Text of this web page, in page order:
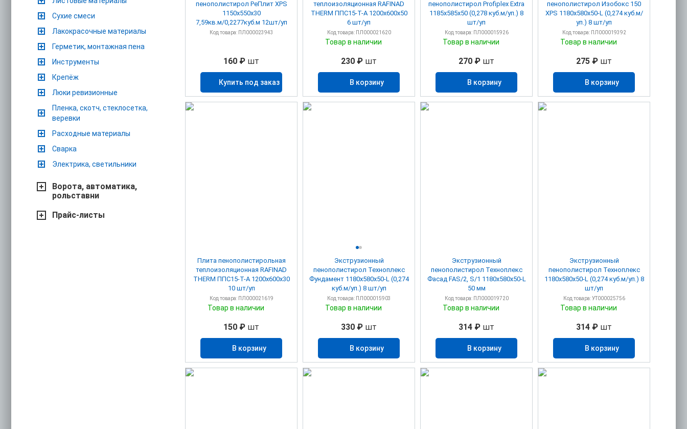
Сухие смеси
Лакокрасочные материалы
Герметик, монтажная пена
Инструменты
Крепёж
Люки ревизионные
Пленка, скотч, стеклосетка,
веревки
Расходные материалы
Сварка
Электрика, светильники
Ворота, автоматика,
рольставни
Прайс-листы
пенополистирол РеПлит XPS
1150х550х30
7,59кв.м/0,2277куб.м 12шт/уп
Код товара: ПЛ000023943
160 ₽ шт
Купить под заказ
теплоизоляционная RAFINAD
THERM ППС15-Т-А 1200х600х50
6 шт/уп
Код товара: ПЛ000021620
Товар в наличии
230 ₽ шт
В корзину
пенополистирол Profiplex Extra
1185х585х50 (0,278 куб.м/уп.) 8
шт/уп
Код товара: ПЛ000015926
Товар в наличии
270 ₽ шт
В корзину
пенополистирол Изобокс 150
XPS 1180х580х50-L (0,274 куб.м/
уп.) 8 шт/уп
Код товара: ПЛ000019392
Товар в наличии
275 ₽ шт
В корзину
Плита пенополистирольная
теплоизоляционная RAFINAD
THERM ППС15-Т-А 1200х600х30
10 шт/уп
Код товара: ПЛ000021619
Товар в наличии
150 ₽ шт
В корзину
Экструзионный
пенополистирол Техноплекс
Фундамент 1180х580х50-L (0,274
куб.м/уп.) 8 шт/уп
Код товара: ПЛ000015903
Товар в наличии
330 ₽ шт
В корзину
Экструзионный
пенополистирол Техноплекс
Фасад FAS/2, S/1 1180х580х50-L
50 мм
Код товара: ПЛ000019720
Товар в наличии
314 ₽ шт
В корзину
Экструзионный
пенополистирол Техноплекс
1180х580х50-L (0,274 куб.м/уп.) 8
шт/уп
Код товара: УТ000025756
Товар в наличии
314 ₽ шт
В корзину